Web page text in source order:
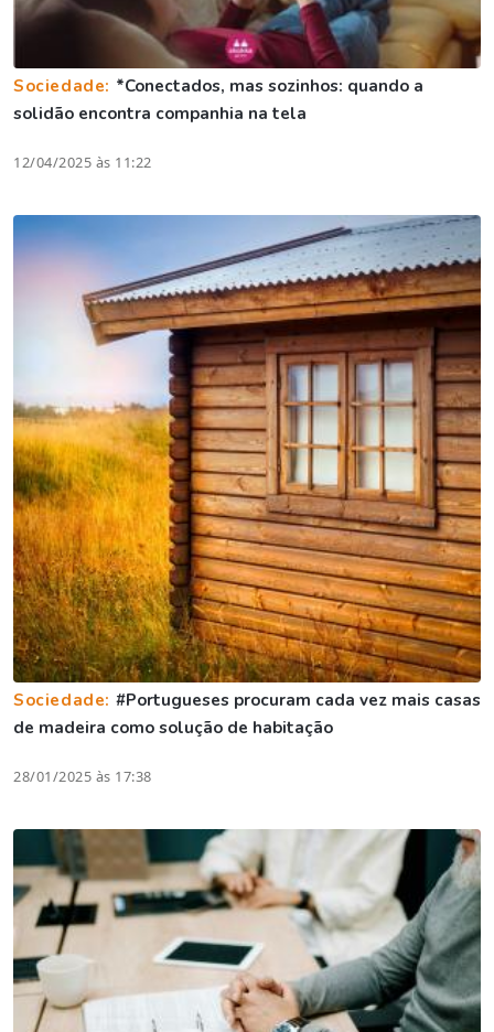
Sociedade: *Conectados, mas sozinhos: quando a
solidão encontra companhia na tela
12/04/2025 às 11:22
Sociedade: #Portugueses procuram cada vez mais casas
de madeira como solução de habitação
28/01/2025 às 17:38